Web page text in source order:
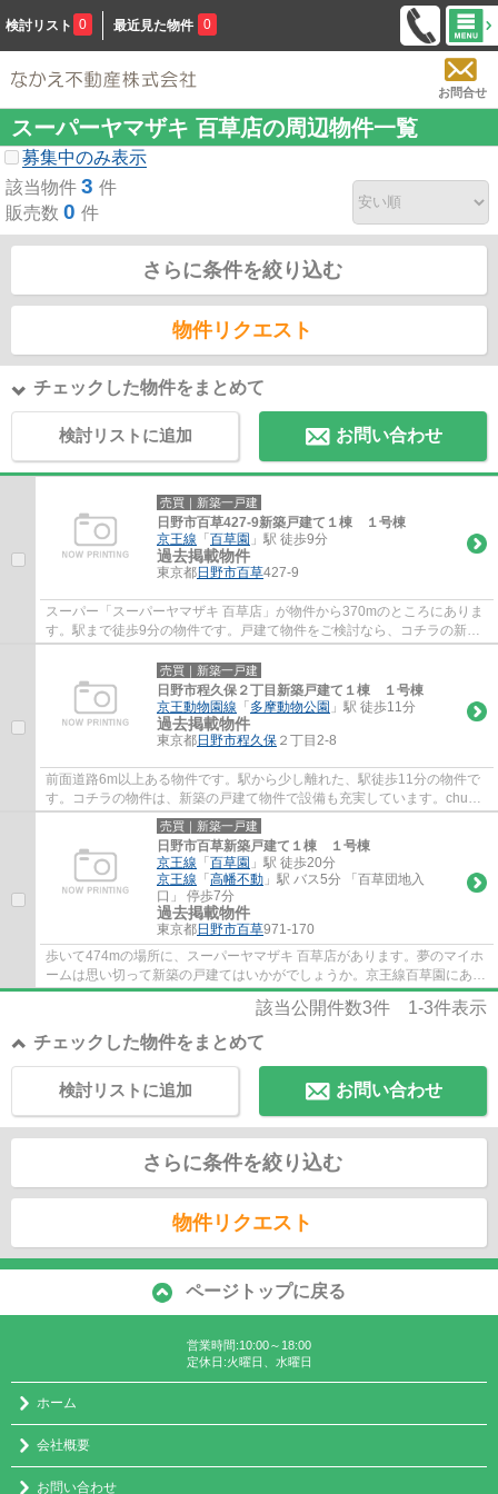
検討リスト 0 最近見た物件 0
お問合せ
スーパーヤマザキ 百草店の周辺物件一覧
募集中のみ表示
該当物件 3 件
販売数 0 件
さらに条件を絞り込む
物件リクエスト
チェックした物件をまとめて
検討リストに追加 お問い合わせ
売買｜新築一戸建
日野市百草427-9新築戸建て１棟 １号棟
京王線 「 百草園 」駅 徒歩9分
過去掲載物件
東京都日野市百草427-9
スーパー「スーパーヤマザキ 百草店」が物件から370mのところにありま
す。駅まで徒歩9分の物件です。戸建て物件をご検討なら、コチラの新築
の物件をご覧ください。豊富な物件情報の中...
売買｜新築一戸建
日野市程久保２丁目新築戸建て１棟 １号棟
京王動物園線 「 多摩動物公園 」駅 徒歩11分
過去掲載物件
東京都日野市程久保 ２丁目2-8
前面道路6m以上ある物件です。駅から少し離れた、駅徒歩11分の物件で
す。コチラの物件は、新築の戸建て物件で設備も充実しています。chuo-
dwell@kbh.biglobe.ne.jp宛てまでにメールを...
売買｜新築一戸建
日野市百草新築戸建て１棟 １号棟
京王線 「 百草園 」駅 徒歩20分
京王線 「 高幡不動 」駅 バス5分 「百草団地入
口」 停歩7分
過去掲載物件
東京都日野市百草971-170
歩いて474mの場所に、スーパーヤマザキ 百草店があります。夢のマイホ
ームは思い切って新築の戸建てはいかがでしょうか。京王線百草園にある
戸建てを購入される方は、物件数が豊富な当...
該当公開件数3件 1-3件表示
チェックした物件をまとめて
お問い合わせ
検討リストに追加
さらに条件を絞り込む
物件リクエスト
ページトップに戻る
営業時間:10:00～18:00
定休日:火曜日、水曜日
ホーム
会社概要
お問い合わせ